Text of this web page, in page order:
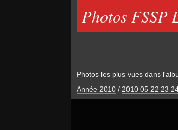
Photos FSSP
Photos les plus vues dans
Année 2010 / 2010 05 22 23